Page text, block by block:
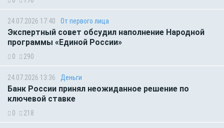
24.07.2026 17:40 От первого лица
Экспертный совет обсудил наполнение Народной
программы «Единой России»
0 290
24.07.2026 13:36 Деньги
Банк России принял неожиданное решение по
ключевой ставке
0 218